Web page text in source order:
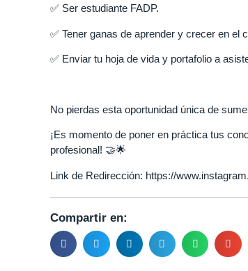
✅ Ser estudiante FADP.
✅ Tener ganas de aprender y crecer en el
✅ Enviar tu hoja de vida y portafolio a
No pierdas esta oportunidad única de
¡Es momento de poner en práctica tus
profesional! 🤝🌟
Link de Redirección: https://
Compartir en: